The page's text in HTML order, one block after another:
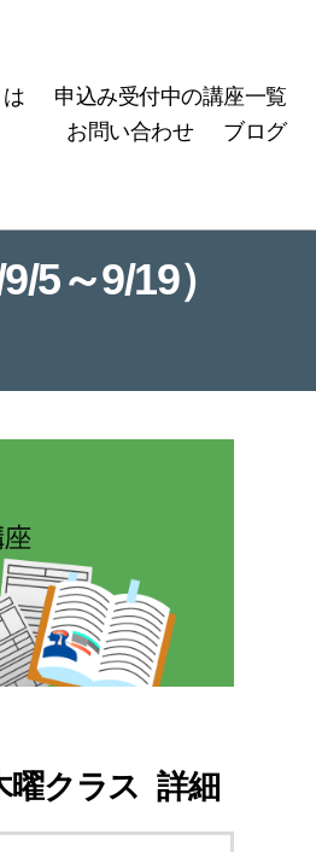
申込み受付中の講座一覧
お問い合わせ
ブログ
5～9/19）
曜クラス 詳細